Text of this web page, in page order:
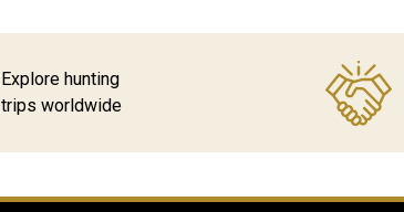
Explore hunting
trips worldwide